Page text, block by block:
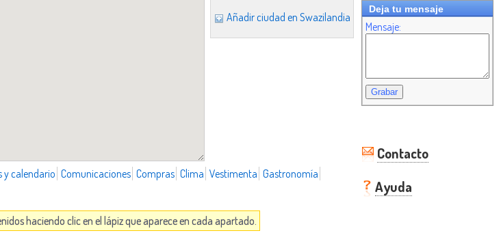
Añadir ciudad en Swazilandia
y calendario Comunicaciones Compras Clima Vestimenta Gastronomía
haciendo clic en el lápiz que aparece en cada apartado.
Deja tu mensaje
Mensaje:
Contacto
Ayuda